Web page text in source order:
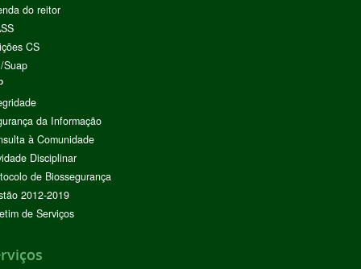
do reitor
CS
Suap
da Informação
à Comunidade
Disciplinar
de Biossegurança
2012-2019
de Serviços